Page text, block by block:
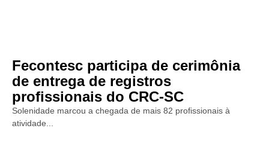
Fecontesc participa de cerimônia
de entrega de registros
profissionais do CRC-SC
Solenidade marcou a chegada de mais 82 profissionais à
atividade...